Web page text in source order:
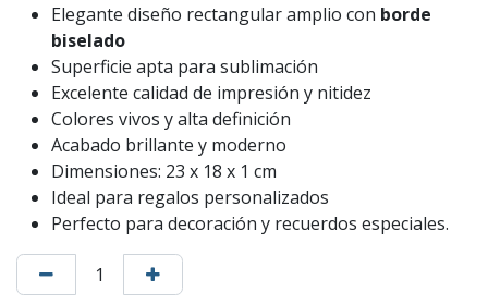
Elegante diseño rectangular amplio con borde
biselado
Superficie apta para sublimación
Excelente calidad de impresión y nitidez
Colores vivos y alta definición
Acabado brillante y moderno
Dimensiones: 23 x 18 x 1 cm
Ideal para regalos personalizados
Perfecto para decoración y recuerdos especiales.